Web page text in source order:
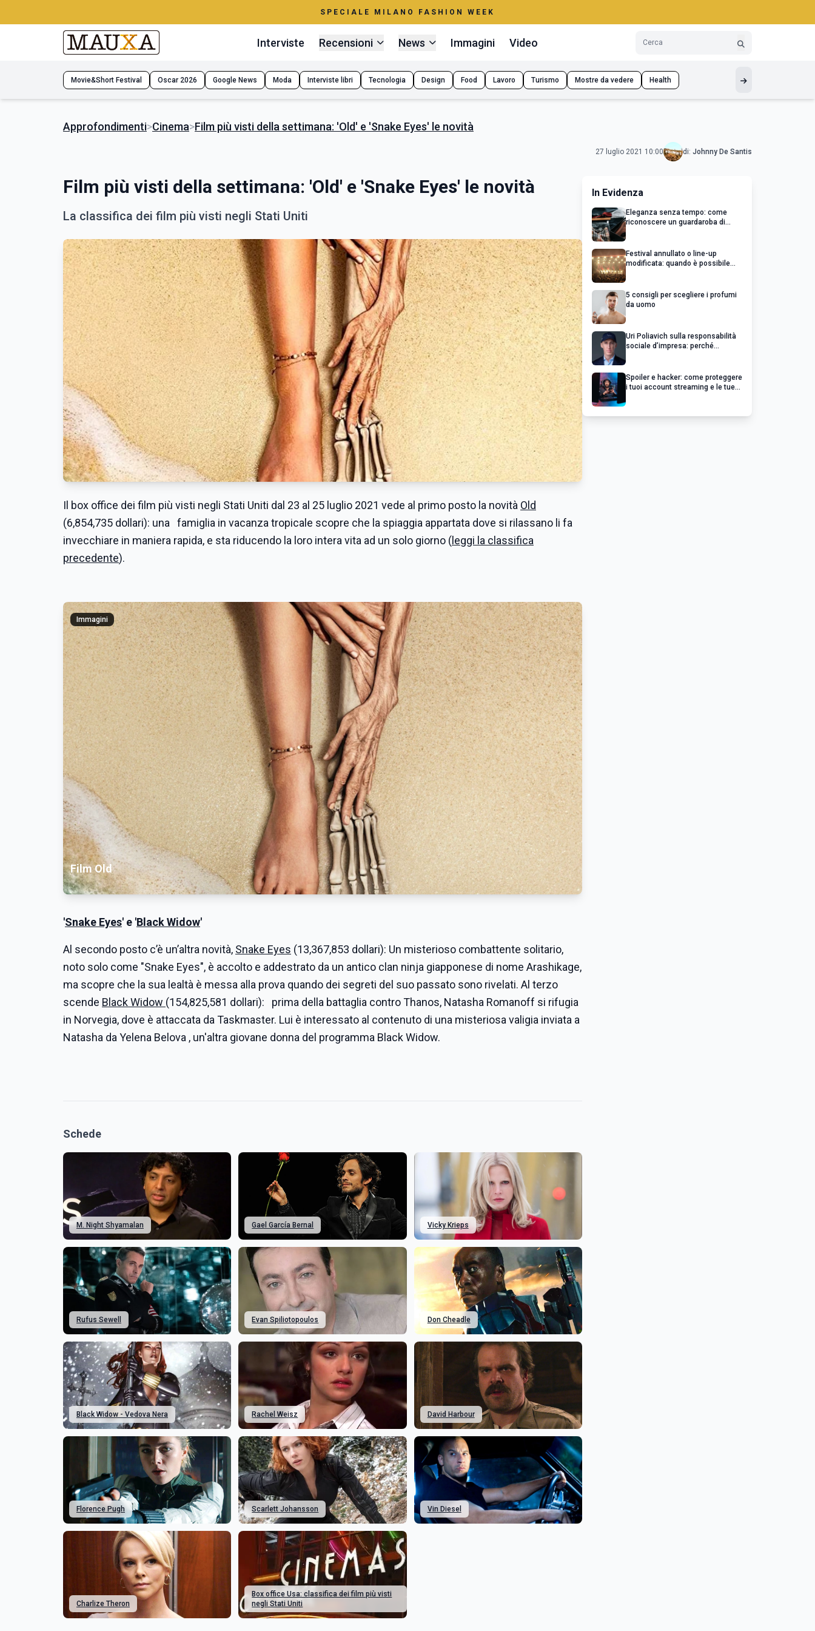
SPECIALE MILANO FASHION WEEK
Interviste Recensioni News Immagini Video
Movie&Short Festival Oscar 2026 Google News Moda Interviste libri Tecnologia Design Food Lavoro Turismo Mostre da vedere Health
Approfondimenti>Cinema>Film più visti della settimana: 'Old' e 'Snake Eyes' le novità
27 luglio 2021 10:00 di: Johnny De Santis
Film più visti della settimana: 'Old' e 'Snake Eyes' le novità
La classifica dei film più visti negli Stati Uniti
Il box office dei film più visti negli Stati Uniti dal 23 al 25 luglio 2021 vede al primo posto la novità Old
(6,854,735 dollari): una famiglia in vacanza tropicale scopre che la spiaggia appartata dove si rilassano li fa
invecchiare in maniera rapida, e sta riducendo la loro intera vita ad un solo giorno ( leggi la classifica
precedente).
Immagini
Film Old
'Snake Eyes' e 'Black Widow'
Al secondo posto c’è un’altra novità, Snake Eyes (13,367,853 dollari): Un misterioso combattente solitario,
noto solo come "Snake Eyes", è accolto e addestrato da un antico clan ninja giapponese di nome Arashikage,
ma scopre che la sua lealtà è messa alla prova quando dei segreti del suo passato sono rivelati. Al terzo
scende Black Widow (154,825,581 dollari): prima della battaglia contro Thanos, Natasha Romanoff si rifugia
in Norvegia, dove è attaccata da Taskmaster. Lui è interessato al contenuto di una misteriosa valigia inviata a
Natasha da Yelena Belova , un'altra giovane donna del programma Black Widow.
Schede
M. Night Shyamalan Gael García Bernal Vicky Krieps
Rufus Sewell Evan Spiliotopoulos Don Cheadle
Black Widow - Vedova Nera Rachel Weisz David Harbour
Florence Pugh Scarlett Johansson Vin Diesel
Charlize Theron
Box office Usa: classifica dei film più visti
negli Stati Uniti
In Evidenza
Eleganza senza tempo: come
riconoscere un guardaroba di
Festival annullato o line-up
modificata: quando è possibile
5 consigli per scegliere i profumi
da uomo
Uri Poliavich sulla responsabilità
sociale d’impresa: perché
Spoiler e hacker: come proteggere
i tuoi account streaming e le tue